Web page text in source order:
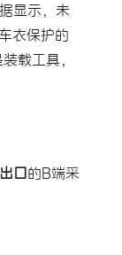
显示，未
衣保护的
载工具，
口的B端采